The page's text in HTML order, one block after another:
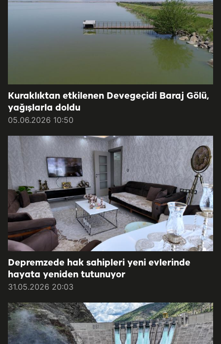
Kuraklıktan etkilenen Devegeçidi Baraj Gölü,
yağışlarla doldu
05.06.2026 10:50
Depremzede hak sahipleri yeni evlerinde
hayata yeniden tutunuyor
31.05.2026 20:03